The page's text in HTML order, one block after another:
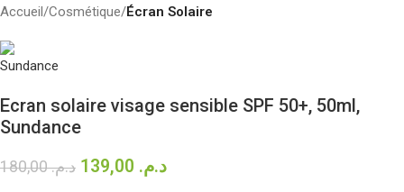
Accueil Cosmétique Écran Solaire
Ecran solaire visage sensible SPF 50+, 50ml,
Sundance
د.م.180,00 د.م.